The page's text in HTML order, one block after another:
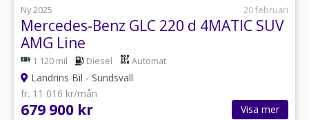
Ny 2025
20 februari
Mercedes-Benz GLC 220 d 4MATIC SUV
AMG Line
Premium/Värmare/Burmester
1 120 mil Diesel Automat
Landrins Bil - Sundsvall
fr. 11 016 kr/mån
679 900 kr Visa mer